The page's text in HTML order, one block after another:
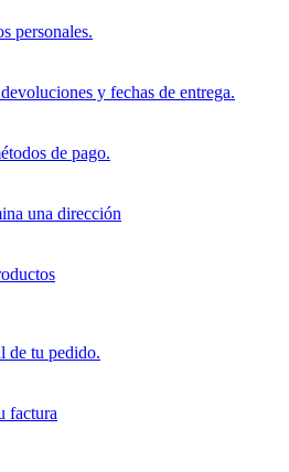
personales.
y fechas de entrega.
de pago.
una dirección
de tu pedido.
factura